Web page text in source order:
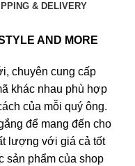
& DELIVERY
AND MORE
chuyên cung cấp
khác nhau phù hợp
của mỗi quý ông.
để mang đến cho
lượng với giá cả tốt
sản phẩm của shop